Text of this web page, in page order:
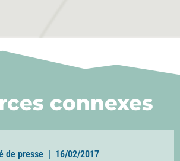
connexes
de presse | 16/02/2017